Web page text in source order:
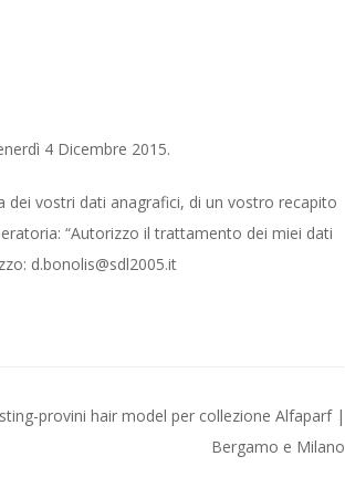
4 Dicembre 2015.
vostri dati anagrafici, di un vostro recapito
“Autorizzo il trattamento dei miei dati
d.bonolis@sdl2005.it
provini hair model per collezione Alfaparf |
Bergamo e Milano